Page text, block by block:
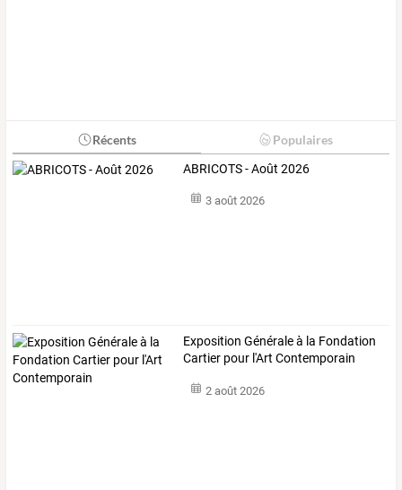
Récents Populaires
ABRICOTS - Août 2026
3 août 2026
Exposition Générale à la Fondation
Cartier pour l'Art Contemporain
2 août 2026